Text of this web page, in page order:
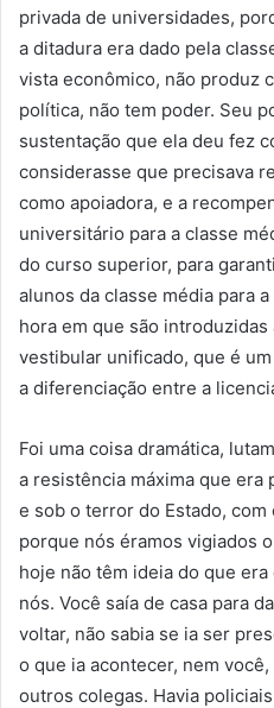
privada de universidades,
a ditadura era dado pela
vista econômico, não produz
política, não tem poder. Seu
sustentação que ela deu fez
considerasse que precisava
como apoiadora, e a
universitário para a classe
do curso superior, para
alunos da classe média para
hora em que são
vestibular unificado, que é
a diferenciação entre a
Foi uma coisa dramática,
a resistência máxima que era
e sob o terror do Estado,
porque nós éramos vigiados
hoje não têm ideia do que
nós. Você saía de casa para
voltar, não sabia se ia ser
o que ia acontecer, nem
outros colegas. Havia